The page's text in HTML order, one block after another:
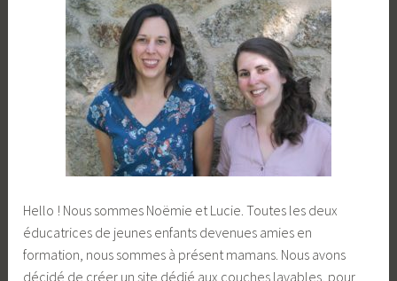
Hello ! Nous sommes Noëmie et Lucie. Toutes les deux
éducatrices de jeunes enfants devenues amies en
formation, nous sommes à présent mamans. Nous avons
décidé de créer un site dédié aux couches lavables, pour